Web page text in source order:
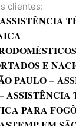
clientes:
ASSISTÊNCIA
E
PAULO –
ASSISTÊNCIA
PARA